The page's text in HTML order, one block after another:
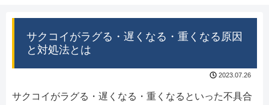
サクコイがラグる・遅くなる・重くなる原因
と対処法とは
2023.07.26
サクコイがラグる・遅くなる・重くなるといった不具合